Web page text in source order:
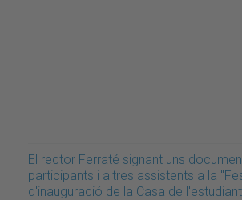
El rector Ferraté signant uns
participants i altres assistents a la
d'inauguració de la Casa de